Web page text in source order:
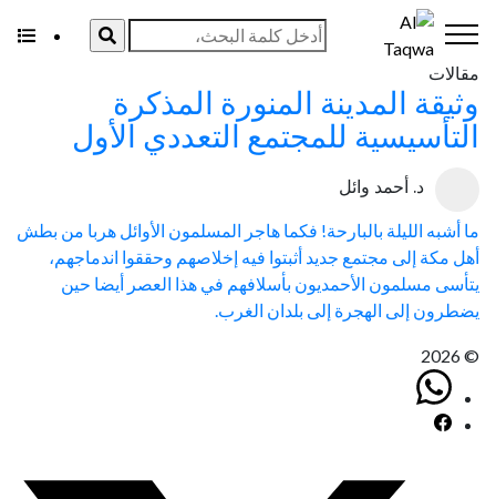
وثيقة المدينة
مقالات
وثيقة المدينة المنورة المذكرة
التأسيسية للمجتمع التعددي الأول
د. أحمد وائل
ما أشبه الليلة بالبارحة! فكما هاجر المسلمون الأوائل هربا من بطش
أهل مكة إلى مجتمع جديد أثبتوا فيه إخلاصهم وحققوا اندماجهم،
يتأسى مسلمون الأحمديون بأسلافهم في هذا العصر أيضا حين
يضطرون إلى الهجرة إلى بلدان الغرب.
© 2026